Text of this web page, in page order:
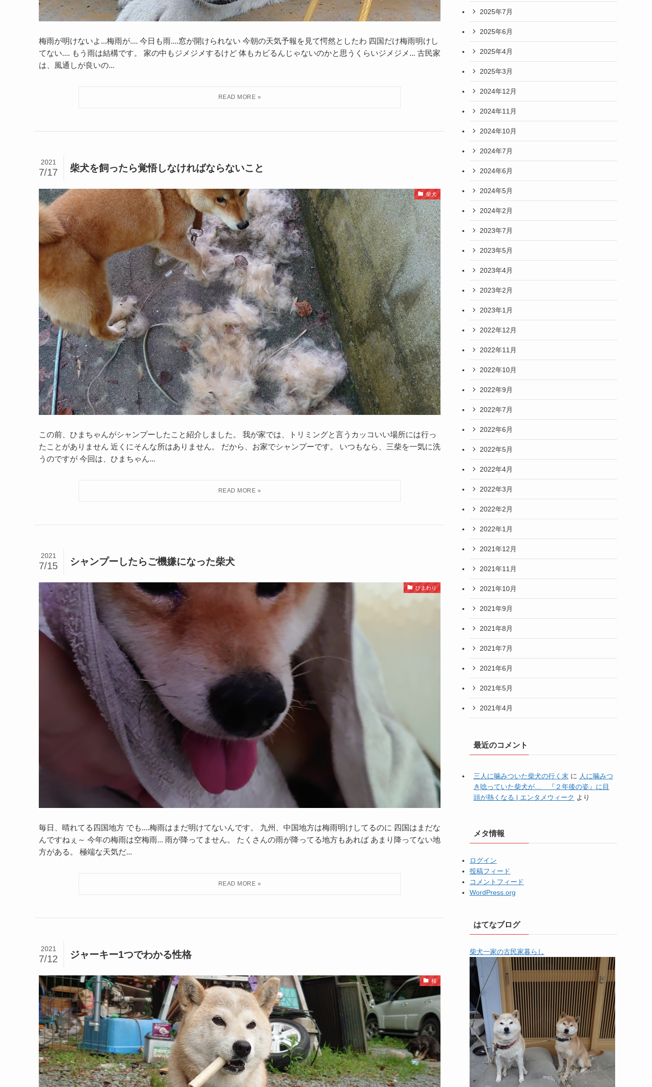
梅雨が明けないよ...梅雨が.... 今日も雨....窓が開けられない 今朝の天気予報を見て愕然としたわ 四国だけ梅雨明けし
てない.... もう雨は結構です。 家の中もジメジメするけど 体もカビるんじゃないのかと思うくらいジメジメ... 古民家
は、風通しが良いの...
柴犬を飼ったら覚悟しなければならないこと
2021
7/17
柴犬
この前、ひまちゃんがシャンプーしたこと紹介しました。 我が家では、トリミングと言うカッコいい場所には行っ
たことがありません 近くにそんな所はありません。 だから、お家でシャンプーです。 いつもなら、三柴を一気に洗
うのですが 今回は、ひまちゃん...
シャンプーしたらご機嫌になった柴犬
2021
7/15
ひまわり
毎日、晴れてる四国地方 でも....梅雨はまだ明けてないんです。 九州、中国地方は梅雨明けしてるのに 四国はまだな
んですねぇ～ 今年の梅雨は空梅雨... 雨が降ってません。 たくさんの雨が降ってる地方もあれば あまり降ってない地
方がある。 極端な天気だ...
ジャーキー1つでわかる性格
2021
7/12
桜
2025年7月
2025年6月
2025年4月
2025年3月
2024年12月
2024年11月
2024年10月
2024年7月
2024年6月
2024年5月
2024年2月
2023年7月
2023年5月
2023年4月
2023年2月
2023年1月
2022年12月
2022年11月
2022年10月
2022年9月
2022年7月
2022年6月
2022年5月
2022年4月
2022年3月
2022年2月
2022年1月
2021年12月
2021年11月
2021年10月
2021年9月
2021年8月
2021年7月
2021年6月
2021年5月
2021年4月
最近のコメント
三人に噛みついた柴犬の行く末 に 人に噛みつ
き唸っていた柴犬が… 『２年後の姿』に目
頭が熱くなる | エンタメウィーク より
メタ情報
ログイン
投稿フィード
コメントフィード
WordPress.org
はてなブログ
柴犬一家の古民家暮らし